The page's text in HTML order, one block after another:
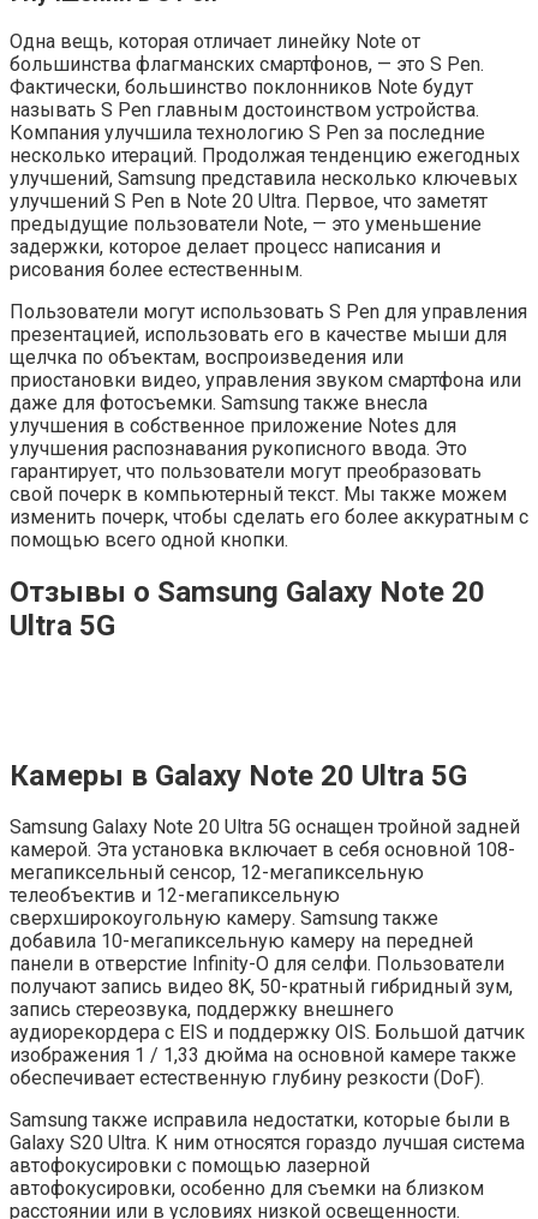
Одна вещь, которая отличает линейку Note от
большинства флагманских смартфонов, — это S Pen.
Фактически, большинство поклонников Note будут
называть S Pen главным достоинством устройства.
Компания улучшила технологию S Pen за последние
несколько итераций. Продолжая тенденцию ежегодных
улучшений, Samsung представила несколько ключевых
улучшений S Pen в Note 20 Ultra. Первое, что заметят
предыдущие пользователи Note, — это уменьшение
задержки, которое делает процесс написания и
рисования более естественным.
Пользователи могут использовать S Pen для управления
презентацией, использовать его в качестве мыши для
щелчка по объектам, воспроизведения или
приостановки видео, управления звуком смартфона или
даже для фотосъемки. Samsung также внесла
улучшения в собственное приложение Notes для
улучшения распознавания рукописного ввода. Это
гарантирует, что пользователи могут преобразовать
свой почерк в компьютерный текст. Мы также можем
изменить почерк, чтобы сделать его более аккуратным с
помощью всего одной кнопки.
Отзывы о Samsung Galaxy Note 20
Ultra 5G
Камеры в Galaxy Note 20 Ultra 5G
Samsung Galaxy Note 20 Ultra 5G оснащен тройной задней
камерой. Эта установка включает в себя основной 108-
мегапиксельный сенсор, 12-мегапиксельную
телеобъектив и 12-мегапиксельную
сверхширокоугольную камеру. Samsung также
добавила 10-мегапиксельную камеру на передней
панели в отверстие Infinity-O для селфи. Пользователи
получают запись видео 8K, 50-кратный гибридный зум,
запись стереозвука, поддержку внешнего
аудиорекордера с EIS и поддержку OIS. Большой датчик
изображения 1 / 1,33 дюйма на основной камере также
обеспечивает естественную глубину резкости (DoF).
Samsung также исправила недостатки, которые были в
Galaxy S20 Ultra. К ним относятся гораздо лучшая система
автофокусировки с помощью лазерной
автофокусировки, особенно для съемки на близком
расстоянии или в условиях низкой освещенности.